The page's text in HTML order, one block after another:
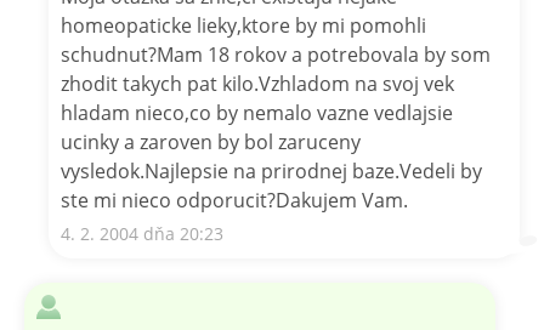
homeopaticke lieky,ktore by mi pomohli
schudnut?Mam 18 rokov a potrebovala by som
zhodit takych pat kilo.Vzhladom na svoj vek
hladam nieco,co by nemalo vazne vedlajsie
ucinky a zaroven by bol zaruceny
vysledok.Najlepsie na prirodnej baze.Vedeli by
ste mi nieco odporucit?Dakujem Vam.
4. 2. 2004 dňa 20:23